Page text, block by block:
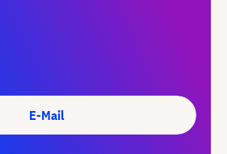
E-Mail